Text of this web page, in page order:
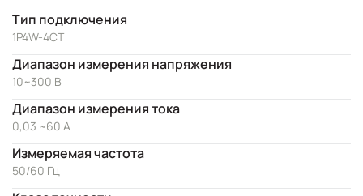
Тип подключения
1P4W-4CT
Диапазон измерения напряжения
10~300 В
Диапазон измерения тока
0,03 ~60 А
Измеряемая частота
50/60 Гц